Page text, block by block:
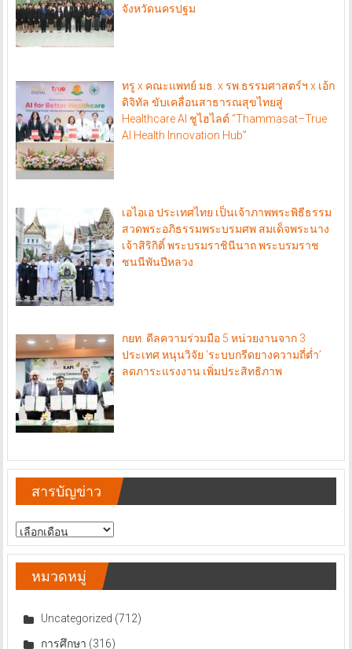
จังหวัดนครปฐม
ทรู x คณะแพทย์ มธ. x รพ.ธรรมศาสตร์ฯ x เอ้ก
ดิจิทัล ขับเคลื่อนสาธารณสุขไทยสู่
Healthcare AI ชูไฮไลต์ “Thammasat–True
AI Health Innovation Hub”
เอไอเอ ประเทศไทย เป็นเจ้าภาพพระพิธีธรรม
สวดพระอภิธรรมพระบรมศพ สมเด็จพระนาง
เจ้าสิริกิติ์ พระบรมราชินีนาถ พระบรมราช
ชนนีพันปีหลวง
กยท. ดีลความร่วมมือ 5 หน่วยงานจาก 3
ประเทศ หนุนวิจัย ‘ระบบกรีดยางความถี่ต่ำ’
ลดภาระแรงงาน เพิ่มประสิทธิภาพ
สารบัญข่าว
สารบัญ
ข่าว
หมวดหมู่
Uncategorized (712)
การศึกษา (316)